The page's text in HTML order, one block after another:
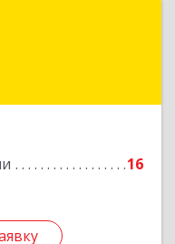
16
Абинский р-н,
Подробнее